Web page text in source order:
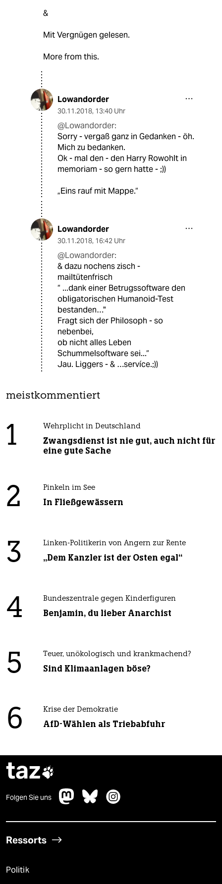
&
Mit Vergnügen gelesen.
More from this.
Lowandorder
30.11.2018, 13:40 Uhr
@Lowandorder:
Sorry - vergaß ganz in Gedanken - öh.
Mich zu bedanken.
Ok - mal den - den Harry Rowohlt in
memoriam - so gern hatte - ;))
„Eins rauf mit Mappe.“
Lowandorder
30.11.2018, 16:42 Uhr
@Lowandorder:
& dazu nochens zisch -
mailtütenfrisch
“ ...dank einer Betrugssoftware den
obligatorischen Humanoid-Test
bestanden…"
Fragt sich der Philosoph - so
nebenbei,
ob nicht alles Leben
Schummelsoftware sei...“
Jau. Liggers - & …servíce.;))
meistkommentiert
1 Wehrplicht in Deutschland
Zwangsdienst ist nie gut, auch nicht für
eine gute Sache
2 Pinkeln im See
In Fließgewässern
3 Linken-Politikerin von Angern zur Rente
„Dem Kanzler ist der Osten egal“
4 Bundeszentrale gegen Kinderfiguren
Benjamin, du lieber Anarchist
5 Teuer, unökologisch und krankmachend?
Sind Klimaanlagen böse?
6 Krise der Demokratie
AfD-Wählen als Triebabfuhr
taz
Folgen Sie uns
Ressorts
Politik